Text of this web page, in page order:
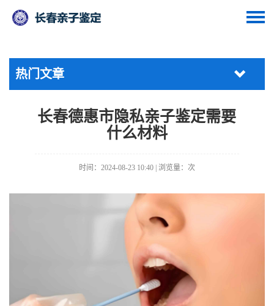
热门文章
长春德惠市隐私亲子鉴定需要
什么材料
时间：2024-08-23 10:40 | 浏览量： 次